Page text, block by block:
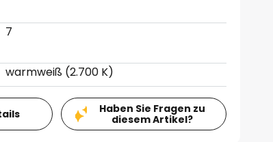
7
warmweiß (2.700 K)
Haben Sie Fragen zu
diesem Artikel?